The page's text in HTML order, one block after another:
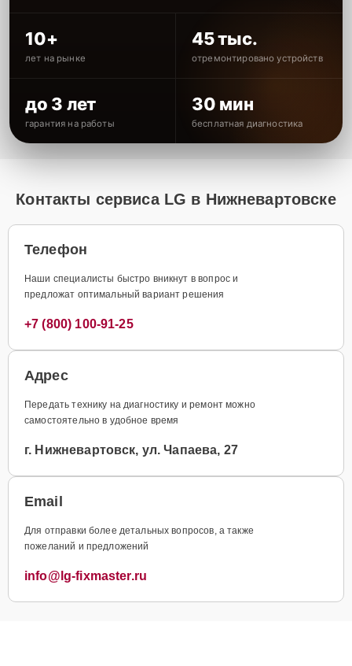
10+
лет на рынке
45 тыс.
отремонтировано устройств
до 3 лет
гарантия на работы
30 мин
бесплатная диагностика
Контакты сервиса LG в Нижневартовске
Телефон
Наши специалисты быстро вникнут в вопрос и
предложат оптимальный вариант решения
+7 (800) 100-91-25
Адрес
Передать технику на диагностику и ремонт можно
самостоятельно в удобное время
г. Нижневартовск, ул. Чапаева, 27
Email
Для отправки более детальных вопросов, а также
пожеланий и предложений
info@lg-fixmaster.ru